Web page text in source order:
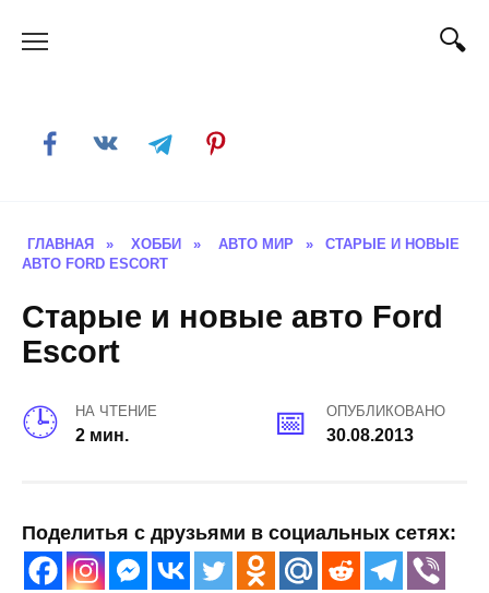
ГЛАВНАЯ » ХОББИ » АВТО МИР »
СТАРЫЕ И НОВЫЕ
АВТО FORD ESCORT
Старые и новые авто Ford
Escort
НА ЧТЕНИЕ
2 мин.
ОПУБЛИКОВАНО
30.08.2013
Поделитья с друзьями в социальных сетях: